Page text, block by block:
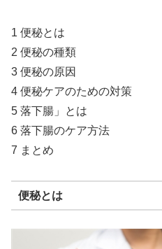
1 便秘とは
2 便秘の種類
3 便秘の原因
4 便秘ケアのための対策
5 落下腸」とは
6 落下腸のケア方法
7 まとめ
便秘とは